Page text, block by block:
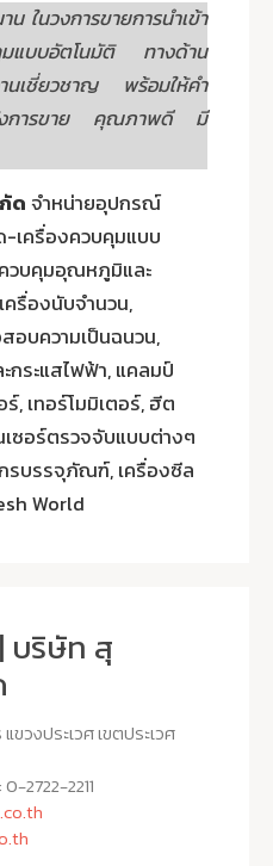
ในวงการขายการนำเข้า
แบบอัตโนมัติ ทางด้าน
เชี่ยวชาญ พร้อมให้คำ
ลังการขาย คุณภาพดี มี
ด จำหน่ายอุปกรณ์
เครื่องควบคุมแบบ
วบคุมอุณหภูมิและ
รื่องนับจำนวน,
อบความเป็นฉนวน,
กระแสไฟฟ้า, แคลมป์
, เทอร์โมมิเตอร์, ฮีต
เซอร์ตรวจจับแบบต่างๆ
รบรรจุภัณฑ์, เครื่องซีล
World
บริษัท สุ
วงประเวศ เขตประเวศ
2722-2211